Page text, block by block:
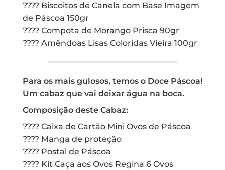
???? Biscoitos de Canela com Base Imagem
de Páscoa 150gr
???? Compota de Morango Prisca 90gr
???? Amêndoas Lisas Coloridas Vieira 100gr
Para os mais gulosos, temos o Doce Páscoa!
Um cabaz que vai deixar água na boca.
Composição deste Cabaz:
???? Caixa de Cartão Mini Ovos de Páscoa
???? Manga de proteção
???? Postal de Páscoa
???? Kit Caça aos Ovos Regina 6 Ovos